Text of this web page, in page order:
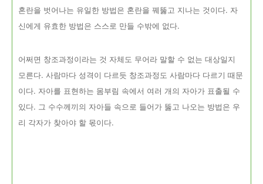
혼란을 벗어나는 유일한 방법은 혼란을 꿰뚫고 지나는 것이다. 자
신에게 유효한 방법은 스스로 만들 수밖에 없다.
어쩌면 창조과정이라는 것 자체도 무어라 말할 수 없는 대상일지
모른다. 사람마다 성격이 다르듯 창조과정도 사람마다 다르기 때문
이다. 자아를 표현하는 몸부림 속에서 여러 개의 자아가 표출될 수
있다. 그 수수께끼의 자아들 속으로 들어가 뚫고 나오는 방법은 우
리 각자가 찾아야 할 몫이다.